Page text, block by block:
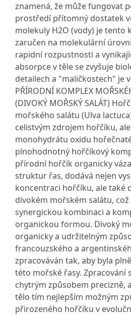
znamená, že může fungovat
prostředí přítomný dostatek
molekuly H2O (vody) je tento
zaručen na molekulární
rapidní rozpustnosti a
absorpce v těle se zvyšuje
detailech a "maličkostech" je
PŘÍRODNÍ KOMPLEX
(DIVOKÝ MOŘSKÝ SALÁT)
mořského salátu (Ulva
celistvým zdrojem hořčíku,
monohydrátu oxidu
plnohodnotný hořčíkový
přírodní hořčík organicky
struktur řas, dodává nejen
koncentraci hořčíku, ale také
divokém mořském salátu,
synergickou kombinaci a
organickou formou. Divoký
organicky a udržitelným
francouzského a
zpracováván tak, aby byla
této mořské řasy. Zpracování
chytrým způsobem precizně,
tělo tím nejlepším možným
přirozeného hořčíku v